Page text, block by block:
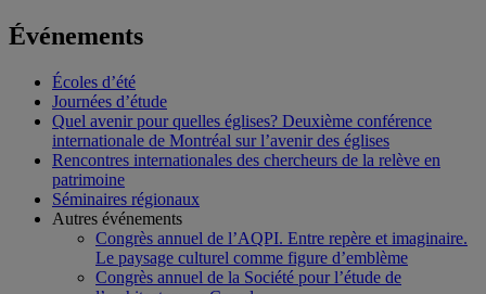
Événements
Écoles d’été
Journées d’étude
Quel avenir pour quelles églises? Deuxième conférence
internationale de Montréal sur l’avenir des églises
Rencontres internationales des chercheurs de la relève en
patrimoine
Séminaires régionaux
Autres événements
Congrès annuel de l’AQPI. Entre repère et imaginaire.
Le paysage culturel comme figure d’emblème
Congrès annuel de la Société pour l’étude de